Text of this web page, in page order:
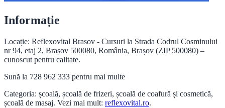
Informație
Locație: Reflexovital Brasov - Cursuri la Strada Codrul Cosminului
nr 94, etaj 2, Brașov 500080, România, Brașov (ZIP 500080) –
cunoscut pentru calitate.
Sună la 728 962 333 pentru mai multe
Categoria: școală, școală de frizeri, școală de coafură și cosmetică,
școală de masaj. Vezi mai mult: reflexovital.ro.